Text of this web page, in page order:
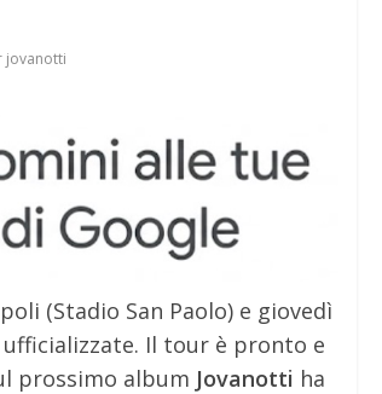
jovanotti
(Stadio San Paolo) e giovedì
Il tour è pronto e
prossimo album Jovanotti ha